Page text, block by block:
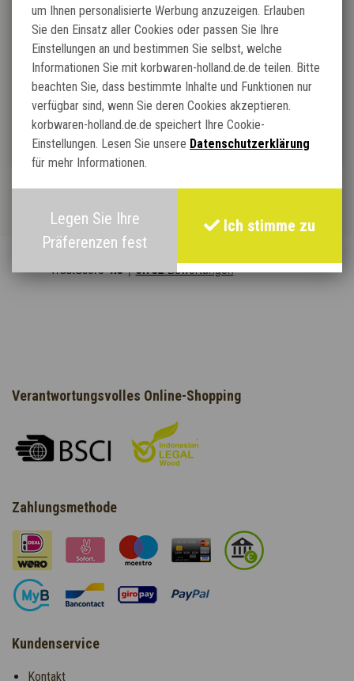
Rattan-Hängesessel
Verantwortungsvolles Online-Shopping
Zahlungsmethode
Kundenservice
Kontakt
um Ihnen personalisierte Werbung anzuzeigen. Erlauben
Sie den Einsatz aller Cookies oder passen Sie Ihre
Einstellungen an und bestimmen Sie selbst, welche
Informationen Sie mit korbwaren-holland.de.de teilen. Bitte
beachten Sie, dass bestimmte Inhalte und Funktionen nur
verfügbar sind, wenn Sie deren Cookies akzeptieren.
korbwaren-holland.de.de speichert Ihre Cookie-
Einstellungen. Lesen Sie unsere Datenschutzerklärung
für mehr Informationen.
Legen Sie Ihre
Präferenzen fest
Ich stimme zu